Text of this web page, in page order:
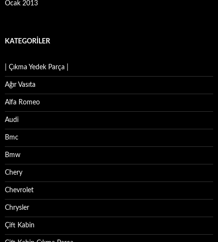
Ocak 2013
KATEGORILER
| Çıkma Yedek Parça |
Ağır Vasıta
Alfa Romeo
Audi
Bmc
Bmw
Chery
Chevrolet
Chrysler
Çift Kabin